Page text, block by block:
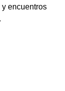
y encuentros